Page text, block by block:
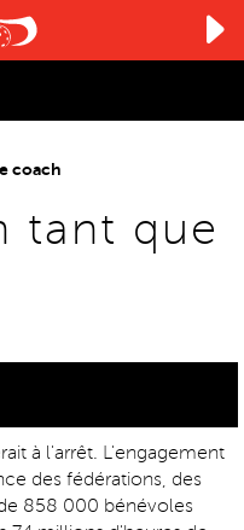
coach
tant que
à l'arrêt. L'engagement
des fédérations, des
858 000 bénévoles